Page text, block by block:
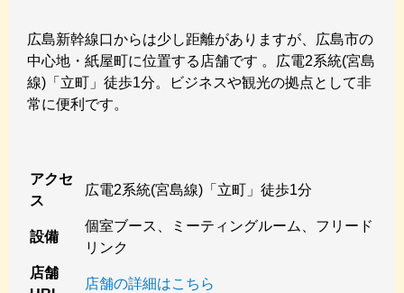
広島新幹線口からは少し距離がありますが、広島市の
中心地・紙屋町に位置する店舗です 。広電2系統(宮島
線)「立町」徒歩1分。ビジネスや観光の拠点として非
常に便利です。
アクセ
ス
広電2系統(宮島線)「立町」徒歩1分
設備
個室ブース、ミーティングルーム、フリード
リンク
店舗
店舗の詳細はこちら